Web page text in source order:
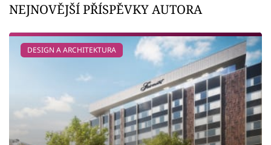
Sledujte nás
NEJNOVĚJŠÍ PŘÍSPĚVKY AUTORA
DESIGN A ARCHITEKTURA